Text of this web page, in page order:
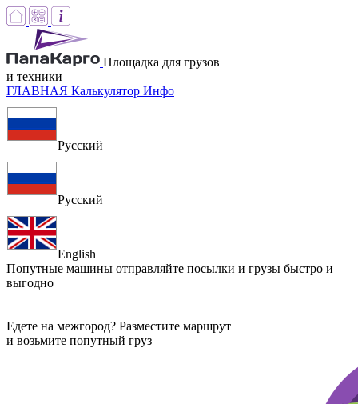
Площадка для грузов
и техники
ГЛАВНАЯ Калькулятор Инфо
Русский
Русский
English
Попутные машины отправляйте посылки и грузы быстро и
выгодно
Едете на межгород? Разместите маршрут
и возьмите попутный груз